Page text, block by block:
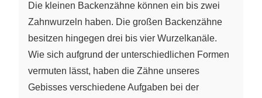
Die kleinen Backenzähne können ein bis zwei
Zahnwurzeln haben. Die großen Backenzähne
besitzen hingegen drei bis vier Wurzelkanäle.
Wie sich aufgrund der unterschiedlichen Formen
vermuten lässt, haben die Zähne unseres
Gebisses verschiedene Aufgaben bei der